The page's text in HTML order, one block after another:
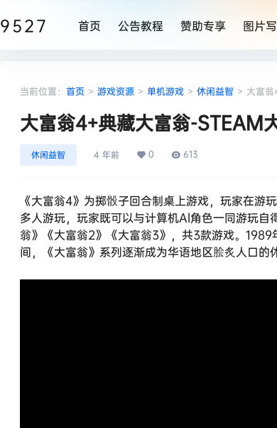
9527 首页 公告教程 赞助专享 图片
当前位置： 首页 > 游戏资源 > 单机游戏 > 休闲益智 > 大富
大富翁4+典藏大富翁-STEAM
休闲益智 4 年前 0 613
《大富翁4》为掷骰子回合制桌上游戏，玩家在游
多人游玩，玩家既可以与计算机Al角色一同游玩
翁》《大富翁2》《大富翁3》，共3款游戏。
间，《大富翁》系列逐渐成为华语地区脍炙人口